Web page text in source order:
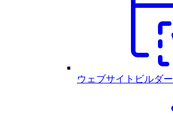
ウェブサイトビルダー